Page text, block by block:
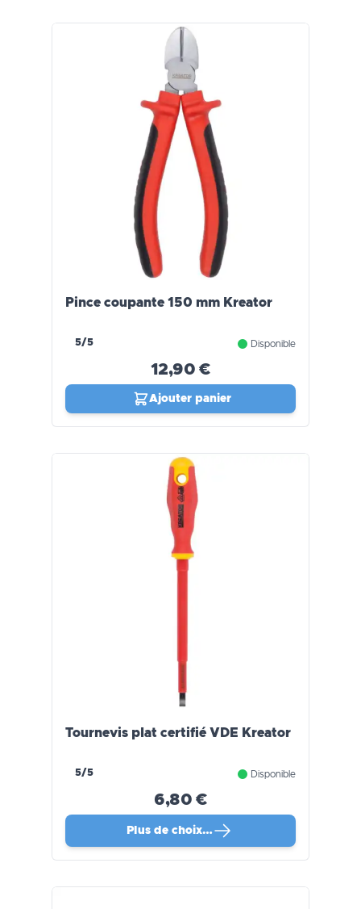
Pince coupante 150 mm Kreator
5/5 Disponible
12,90 €
Ajouter panier
Tournevis plat certifié VDE Kreator
5/5 Disponible
6,80 €
Plus de choix…